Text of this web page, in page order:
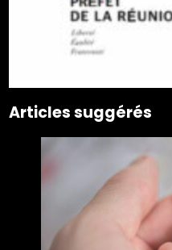
Articles suggérés